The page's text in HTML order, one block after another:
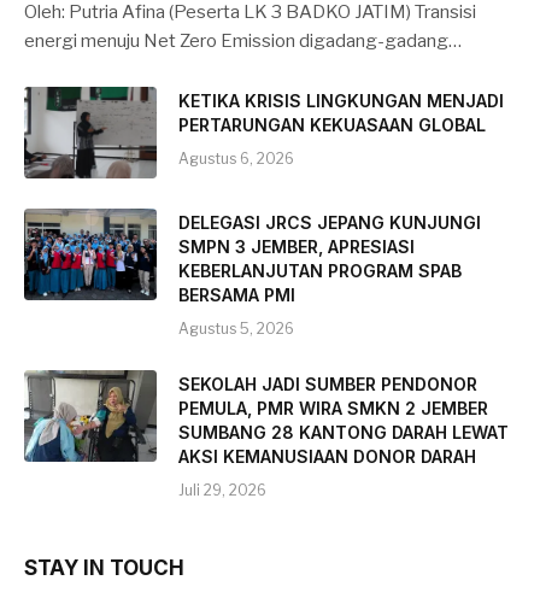
Oleh: Putria Afina (Peserta LK 3 BADKO JATIM) Transisi
energi menuju Net Zero Emission digadang-gadang…
KETIKA KRISIS LINGKUNGAN MENJADI
PERTARUNGAN KEKUASAAN GLOBAL
Agustus 6, 2026
DELEGASI JRCS JEPANG KUNJUNGI
SMPN 3 JEMBER, APRESIASI
KEBERLANJUTAN PROGRAM SPAB
BERSAMA PMI
Agustus 5, 2026
SEKOLAH JADI SUMBER PENDONOR
PEMULA, PMR WIRA SMKN 2 JEMBER
SUMBANG 28 KANTONG DARAH LEWAT
AKSI KEMANUSIAAN DONOR DARAH
Juli 29, 2026
STAY IN TOUCH